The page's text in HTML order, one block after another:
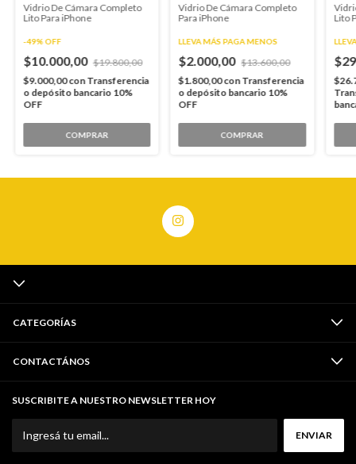
Vidrio De Cámara Completo
Lito Para iPhone
-49%OFF
$10.000,00 $19.800,00
$9.000,00con Transferencia
o depósito bancario 10%
OFF
COMPRAR
Vidrio De Cámara Completo
Para iPhone
LLEVA MÁS PAGA MENOS
$2.000,00 $13.600,00
$1.800,00conTransferencia
o depósito bancario 10%
OFF
COMPRAR
Lito
CATEGORÍAS
CONTACTÁNOS
SUSCRIBITE A NUESTRO NEWSLETTER HOY